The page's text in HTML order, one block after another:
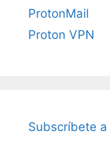
ProtonMail
Proton VPN
Subscríbete